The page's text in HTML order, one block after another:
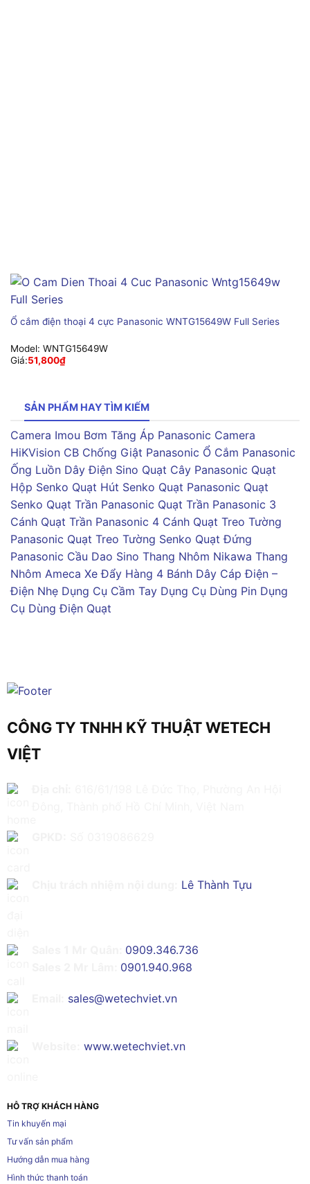
Ổ cắm điện thoại 4 cực Panasonic WNTG15649W Full Series
Model: WNTG15649W
Giá:51,800₫
SẢN PHẨM HAY TÌM KIẾM
Camera Imou Bơm Tăng Áp Panasonic Camera
HiKVision CB Chống Giật Panasonic Ổ Cắm Panasonic
Ống Luồn Dây Điện Sino Quạt Cây Panasonic Quạt
Hộp Senko Quạt Hút Senko Quạt Panasonic Quạt
Senko Quạt Trần Panasonic Quạt Trần Panasonic 3
Cánh Quạt Trần Panasonic 4 Cánh Quạt Treo Tường
Panasonic Quạt Treo Tường Senko Quạt Đứng
Panasonic Cầu Dao Sino Thang Nhôm Nikawa Thang
Nhôm Ameca Xe Đẩy Hàng 4 Bánh Dây Cáp Điện –
Điện Nhẹ Dụng Cụ Cầm Tay Dụng Cụ Dùng Pin Dụng
Cụ Dùng Điện Quạt
CÔNG TY TNHH KỸ THUẬT WETECH
VIỆT
Lê Thành Tựu
0909.346.736
0901.940.968
sales@wetechviet.vn
www.wetechviet.vn
HỖ TRỢ KHÁCH HÀNG
Tin khuyến mại
Tư vấn sản phẩm
Hướng dẫn mua hàng
Hình thức thanh toán